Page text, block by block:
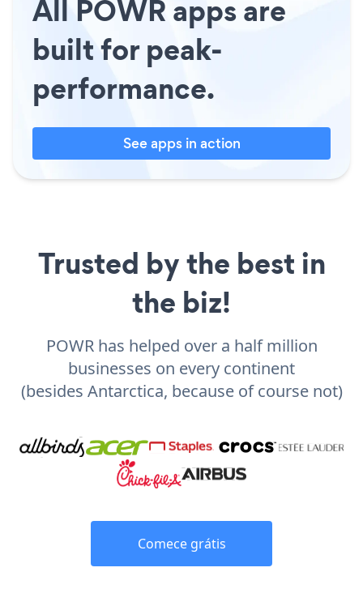
All POWR apps are
built for peak-
performance.
See apps in action
Trusted by the best in
the biz!
POWR has helped over a half million
businesses on every continent
(besides Antarctica, because of course not)
Comece grátis